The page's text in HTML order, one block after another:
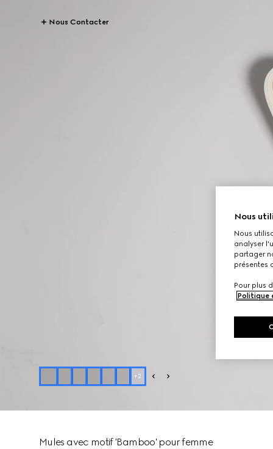
Nous Contacter
+2
Mules avec motif 'Bamboo' pour femme
Nous
Nous
analyser
partager
présentes
Pour plus
Politique